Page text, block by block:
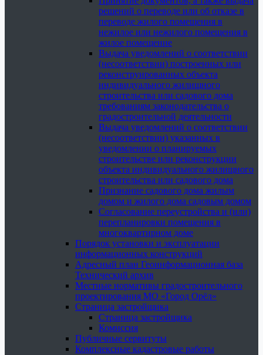
решений о переводе или об отказе в
переводе жилого помещения в
нежилое или нежилого помещения в
жилое помещение
Выдача уведомлений о соответствии
(несоответствии) построенных или
реконструированных объекта
индивидуального жилищного
строительства или садового дома
требованиям законодательства о
градостроительной деятельности
Выдача уведомлений о соответствии
(несоответствии) указанных в
уведомлении о планируемых
строительстве или реконструкции
объекта индивидуального жилищного
строительства или садового дома
Признание садового дома жилым
домом и жилого дома садовым домом
Согласование переустройства и (или)
перепланировки помещения в
многоквартирном доме
Порядок установки и эксплуатации
информационных конструкций
Адресный план Геоинформационная база
Технический архив
Местные нормативы градостроительного
проектирования МО «Город Орёл»
Страница застройщика
Страница застройщика
Комиссия
Публичные сервитуты
Комплексные кадастровые работы